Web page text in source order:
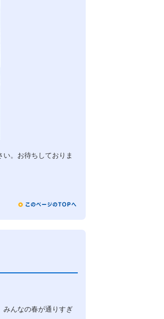
。お待ちしておりま
みんなの春が通りすぎ